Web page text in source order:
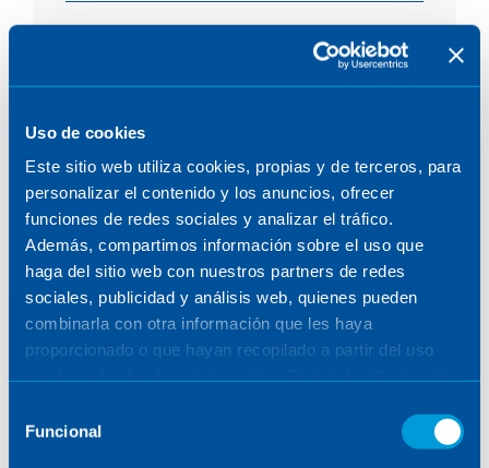
Uso de cookies
Este sitio web utiliza cookies, propias y de terceros, para
personalizar el contenido y los anuncios, ofrecer
funciones de redes sociales y analizar el tráfico.
Además, compartimos información sobre el uso que
haga del sitio web con nuestros partners de redes
sociales, publicidad y análisis web, quienes pueden
combinarla con otra información que les haya
proporcionado o que hayan recopilado a partir del uso
Funcional
POSTS
MOVILIDAD E INFRAESTRUCTURAS
5 de octubre de 2023